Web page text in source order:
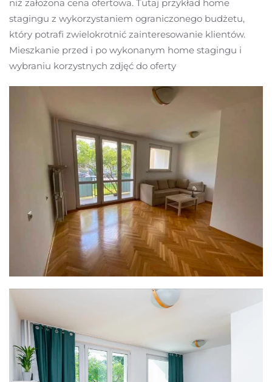
niż założona cena ofertowa. Tutaj przykład home
stagingu z wykorzystaniem ograniczonego budżetu,
który potrafi zwielokrotnić zainteresowanie klientów.
Mieszkanie przed i po wykonanym home stagingu i
wybraniu korzystnych zdjęć do oferty